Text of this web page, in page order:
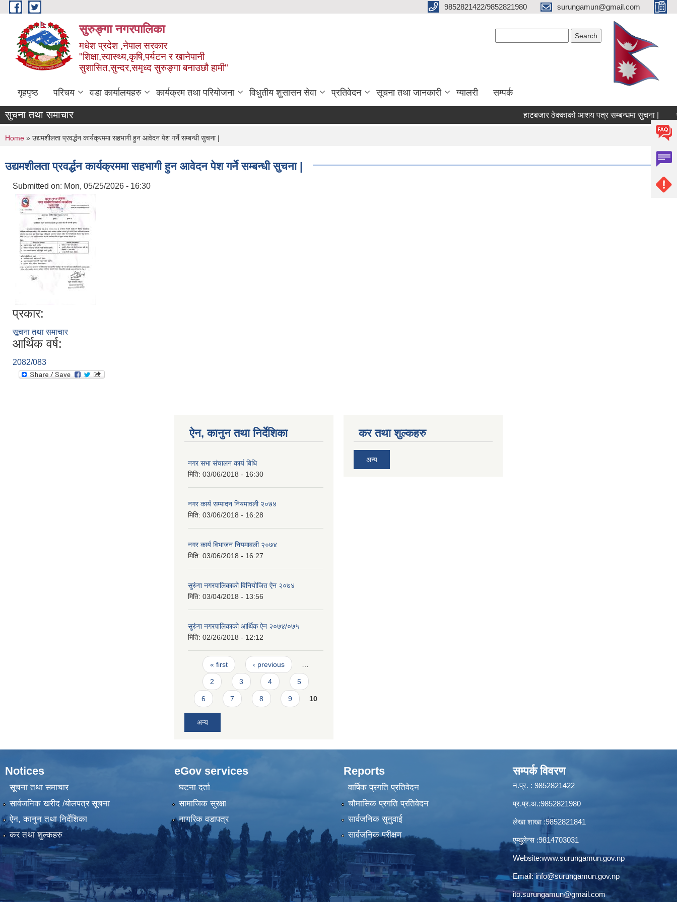
Skip to main content 9852821422/9852821980 surungamun@gmail.com
सुरुङ्‍गा नगरपालिका
मधेश प्रदेश ,नेपाल सरकार
"शिक्षा,स्वास्थ्य,कृषि,पर्यटन र खानेपानी
सुशासित,सुन्दर,समृध्द सुरुङ्गा बनाउछौ हामी"
गृहपृष्ठ परिचय वडा कार्यालयहरु कार्यक्रम तथा परियोजना विधुतीय शुसासन सेवा प्रतिवेदन सूचना तथा जानकारी ग्यालरी सम्पर्क
सुचना तथा समाचार हाटबजार ठेक्काको आशय पत्र सम्बन्धमा सुचना |
You are here
Home » उद्यमशीलता प्रवर्द्धन कार्यक्रममा सहभागी हुन आवेदन पेश गर्ने सम्बन्धी सुचना |
उद्यमशीलता प्रवर्द्धन कार्यक्रममा सहभागी हुन आवेदन पेश गर्ने सम्बन्धी सुचना |
Submitted on: Mon, 05/25/2026 - 16:30
प्रकार:
सूचना तथा समाचार
आर्थिक वर्ष:
2082/083
ऐन, कानुन तथा निर्देशिका
नगर सभा संचालन कार्य बिधि
मिति: 03/06/2018 - 16:30
नगर कार्य सम्पादन नियमावली २०७४
मिति: 03/06/2018 - 16:28
नगर कार्य विभाजन नियमावली २०७४
मिति: 03/06/2018 - 16:27
सुरुंगा नगरपालिकाको विनियोजित ऐन २०७४
मिति: 03/04/2018 - 13:56
सुरुंगा नगरपालिकाको आर्थिक ऐन २०७४/०७५
मिति: 02/26/2018 - 12:12
Pages
« first ‹ previous …
2 3 4 5
6 7 8 9 10
अन्य
कर तथा शुल्कहरु
अन्य
Notices
सूचना तथा समाचार
सार्वजनिक खरीद /बोलपत्र सूचना
ऐन, कानुन तथा निर्देशिका
कर तथा शुल्कहरु
eGov services
घटना दर्ता
सामाजिक सुरक्षा
नागरिक वडापत्र
Reports
वार्षिक प्रगति प्रतिवेदन
चौमासिक प्रगति प्रतिवेदन
सार्वजनिक सुनुवाई
सार्वजनिक परीक्षण
सम्पर्क विवरण
न.प्र. : 9852821422
प्र.प्र.अ.:9852821980
लेखा शाखा :9852821841
एम्बुलेन्स :9814703031
Website:www.surungamun.gov.np
Email:info@surungamun.gov.np
ito.surungamun@gmail.com